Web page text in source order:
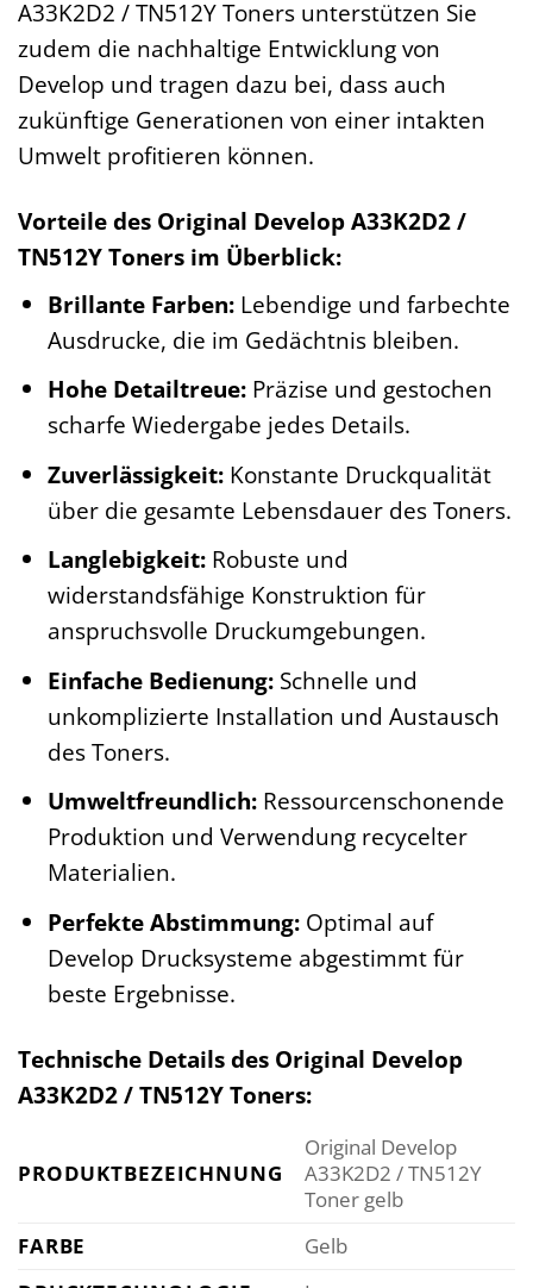
A33K2D2 / TN512Y Toners unterstützen Sie
zudem die nachhaltige Entwicklung von
Develop und tragen dazu bei, dass auch
zukünftige Generationen von einer intakten
Umwelt profitieren können.
Vorteile des Original Develop A33K2D2 /
TN512Y Toners im Überblick:
Brillante Farben:Lebendige und farbechte
Ausdrucke, die im Gedächtnis bleiben.
Hohe Detailtreue:Präzise und gestochen
scharfe Wiedergabe jedes Details.
Zuverlässigkeit:Konstante Druckqualität
über die gesamte Lebensdauer des Toners.
Langlebigkeit:Robuste und
widerstandsfähige Konstruktion für
anspruchsvolle Druckumgebungen.
Einfache Bedienung:Schnelle und
unkomplizierte Installation und Austausch
des Toners.
Umweltfreundlich:Ressourcenschonende
Produktion und Verwendung recycelter
Materialien.
Perfekte Abstimmung:Optimal auf
Develop Drucksysteme abgestimmt für
beste Ergebnisse.
Technische Details des Original Develop
A33K2D2 / TN512Y Toners:
PRODUKTBEZEICHNUNG
Original Develop
A33K2D2 / TN512Y
Toner gelb
FARBE
Gelb